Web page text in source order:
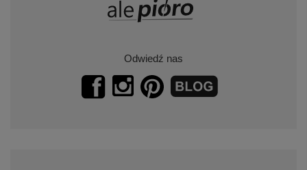
Odwiedź nas